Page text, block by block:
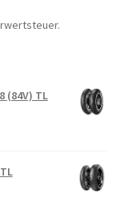
(84V) TL